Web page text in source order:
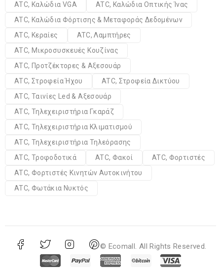
ATC, Καλώδια VGA
ATC, Καλώδια Οπτικής Ίνας
ATC, Καλώδια Φόρτισης & Μεταφοράς Δεδομένων
ATC, Κεραίες
ATC, Λαμπτήρες
ATC, Μικροσυσκευές Κουζίνας
ATC, Προτζέκτορες & Αξεσουάρ
ATC, Στροφεία Ήχου
ATC, Στροφεία Δικτύου
ATC, Ταινίες Led & Αξεσουάρ
ATC, Τηλεχειριστήρια Γκαράζ
ATC, Τηλεχειριστήρια Κλιματισμού
ATC, Τηλεχειριστήρια Τηλεόρασης
ATC, Τροφοδοτικά
ATC, Φακοί
ATC, Φορτιστές
ATC, Φορτιστές Κινητών Αυτοκινήτου
ATC, Φωτάκια Νυκτός
© Ecomall. All Rights Reserved.